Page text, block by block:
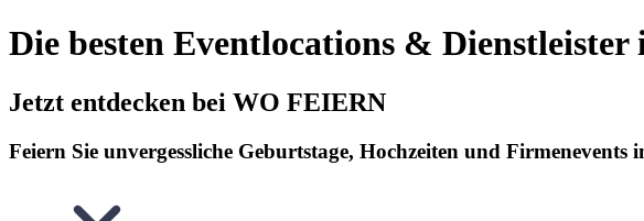
Die besten Eventlocations & Dienstleister
Jetzt entdecken bei WO FEIERN
Feiern Sie unvergessliche Geburtstage, Hochzeiten und Firmenevents